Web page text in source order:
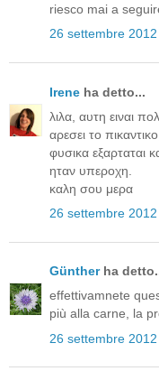
riesco mai a
26 settembre
Irene ha detto...
λιλα, αυτη ειναι
αρεσει το
φυσικα εξαρταται
ηταν υπεροχη.
καλη σου μερα
26 settembre
Güntherha
effettivamnete
più alla carne, la
26 settembre 2012